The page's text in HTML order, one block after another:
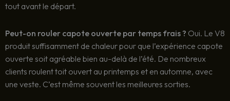
tout avant le départ.
Peut-on rouler capote ouverte par temps frais ? Oui. Le V8
produit suffisamment de chaleur pour que l’expérience capote
ouverte soit agréable bien au-delà de l’été. De nombreux
clients roulent toit ouvert au printemps et en automne, avec
une veste. C’est même souvent les meilleures sorties.